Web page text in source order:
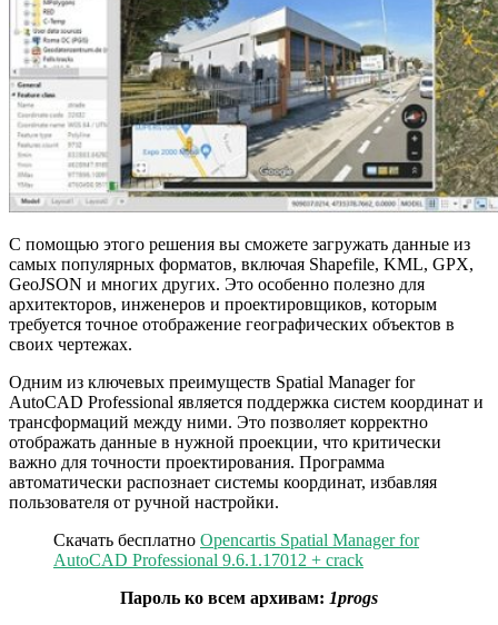
С помощью этого решения вы сможете загружать данные из
самых популярных форматов, включая Shapefile, KML, GPX,
GeoJSON и многих других. Это особенно полезно для
архитекторов, инженеров и проектировщиков, которым
требуется точное отображение географических объектов в
своих чертежах.
Одним из ключевых преимуществ Spatial Manager for
AutoCAD Professional является поддержка систем координат и
трансформаций между ними. Это позволяет корректно
отображать данные в нужной проекции, что критически
важно для точности проектирования. Программа
автоматически распознает системы координат, избавляя
пользователя от ручной настройки.
Скачать бесплатно Opencartis Spatial Manager for
AutoCAD Professional 9.6.1.17012 + crack
Пароль ко всем архивам: 1progs